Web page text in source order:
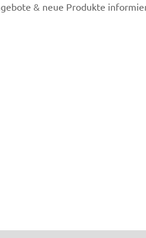
& neue Produkte